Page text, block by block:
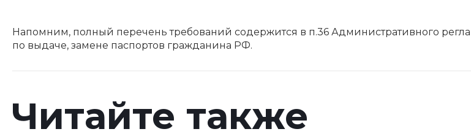
Напомним, полный перечень требований содержится в п.36 Административного
по выдаче, замене паспортов гражданина РФ.
Читайте также